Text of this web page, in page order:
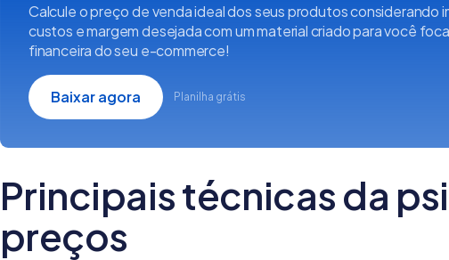
Calcule o preço de venda ideal dos seus produtos considerando
custos e margem desejada com um material criado para você
financeira do seu e-commerce!
Baixar agora Planilha grátis
Principais técnicas da
preços